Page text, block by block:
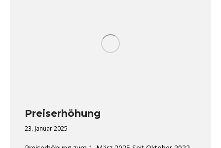
Preiserhöhung
23. Januar 2025